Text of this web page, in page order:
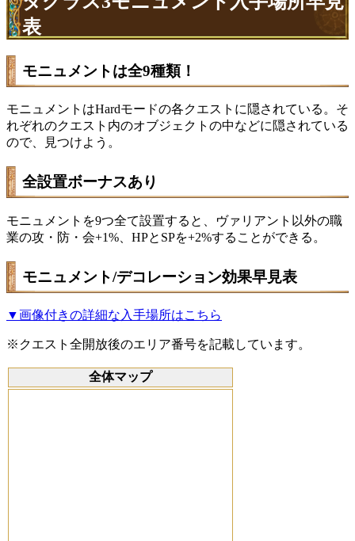
表
モニュメントは全9種類！
モニュメントはHardモードの各クエストに隠されている。そ
れぞれのクエスト内のオブジェクトの中などに隠されている
ので、見つけよう。
全設置ボーナスあり
モニュメントを9つ全て設置すると、ヴァリアント以外の職
業の攻・防・会+1%、HPとSPを+2%することができる。
モニュメント/デコレーション効果早見表
▼画像付きの詳細な入手場所はこちら
※クエスト全開放後のエリア番号を記載しています。
全体マップ